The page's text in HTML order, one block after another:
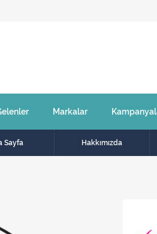
Markalar
Sayfa Hakkımızda